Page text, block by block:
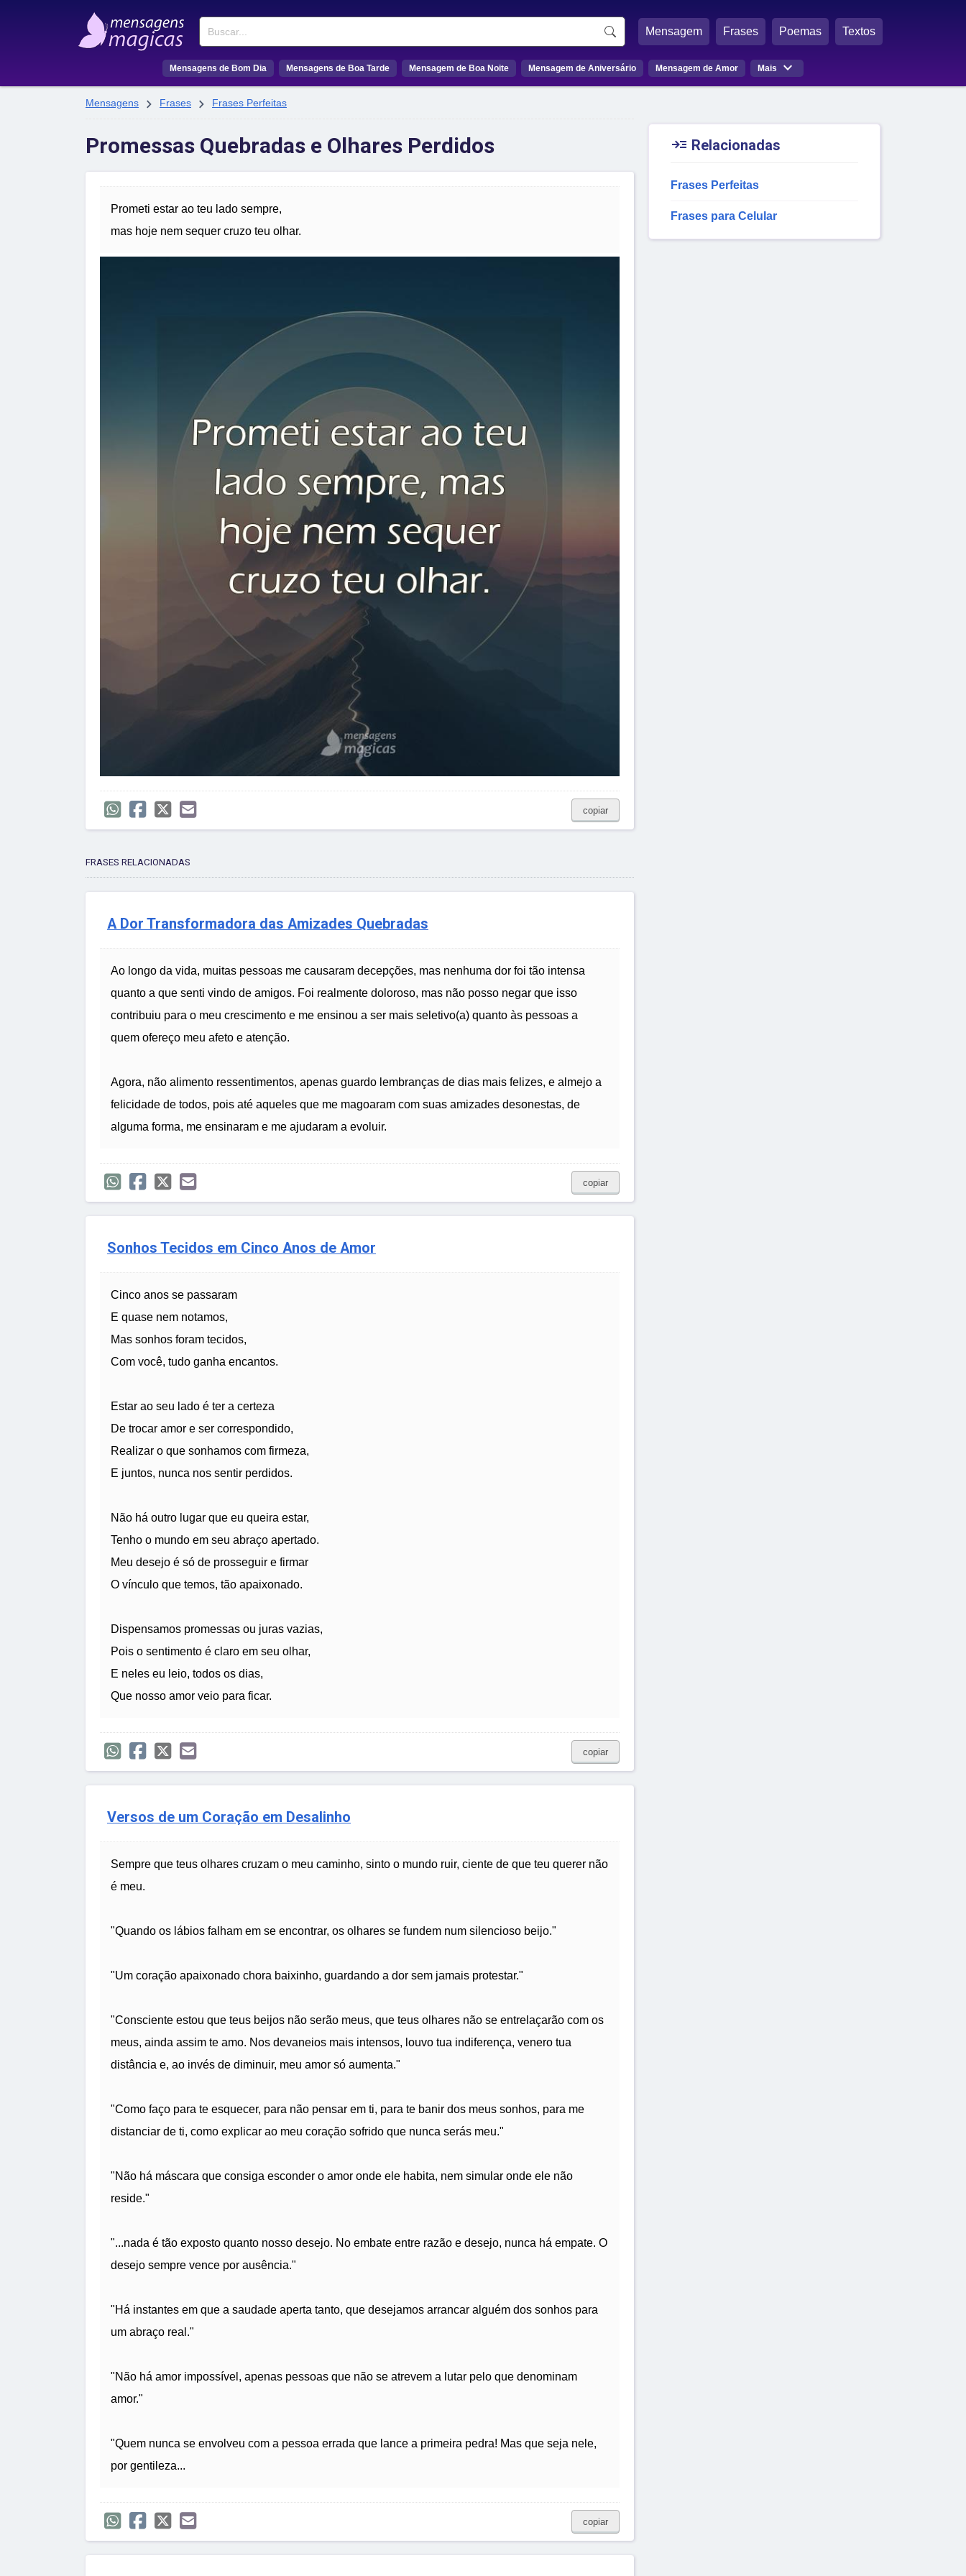
Buscar Mensagem Frases Poemas Textos
Mensagens de Bom Dia Mensagens de Boa Tarde Mensagem de Boa Noite Mensagem de Aniversário Mensagem de Amor Mais 
Mensagens  Frases  Frases Perfeitas
Promessas Quebradas e Olhares Perdidos
Prometi estar ao teu lado sempre,
mas hoje nem sequer cruzo teu olhar.
copiar
FRASES RELACIONADAS
A Dor Transformadora das Amizades Quebradas
Ao longo da vida, muitas pessoas me causaram decepções, mas nenhuma dor foi tão intensa
quanto a que senti vindo de amigos. Foi realmente doloroso, mas não posso negar que isso
contribuiu para o meu crescimento e me ensinou a ser mais seletivo(a) quanto às pessoas a
quem ofereço meu afeto e atenção.
Agora, não alimento ressentimentos, apenas guardo lembranças de dias mais felizes, e almejo a
felicidade de todos, pois até aqueles que me magoaram com suas amizades desonestas, de
alguma forma, me ensinaram e me ajudaram a evoluir.
copiar
Sonhos Tecidos em Cinco Anos de Amor
Cinco anos se passaram
E quase nem notamos,
Mas sonhos foram tecidos,
Com você, tudo ganha encantos.
Estar ao seu lado é ter a certeza
De trocar amor e ser correspondido,
Realizar o que sonhamos com firmeza,
E juntos, nunca nos sentir perdidos.
Não há outro lugar que eu queira estar,
Tenho o mundo em seu abraço apertado.
Meu desejo é só de prosseguir e firmar
O vínculo que temos, tão apaixonado.
Dispensamos promessas ou juras vazias,
Pois o sentimento é claro em seu olhar,
E neles eu leio, todos os dias,
Que nosso amor veio para ficar.
copiar
Versos de um Coração em Desalinho
Sempre que teus olhares cruzam o meu caminho, sinto o mundo ruir, ciente de que teu querer não
é meu.
"Quando os lábios falham em se encontrar, os olhares se fundem num silencioso beijo."
"Um coração apaixonado chora baixinho, guardando a dor sem jamais protestar."
"Consciente estou que teus beijos não serão meus, que teus olhares não se entrelaçarão com os
meus, ainda assim te amo. Nos devaneios mais intensos, louvo tua indiferença, venero tua
distância e, ao invés de diminuir, meu amor só aumenta."
"Como faço para te esquecer, para não pensar em ti, para te banir dos meus sonhos, para me
distanciar de ti, como explicar ao meu coração sofrido que nunca serás meu."
"Não há máscara que consiga esconder o amor onde ele habita, nem simular onde ele não
reside."
"...nada é tão exposto quanto nosso desejo. No embate entre razão e desejo, nunca há empate. O
desejo sempre vence por ausência."
"Há instantes em que a saudade aperta tanto, que desejamos arrancar alguém dos sonhos para
um abraço real."
"Não há amor impossível, apenas pessoas que não se atrevem a lutar pelo que denominam
amor."
"Quem nunca se envolveu com a pessoa errada que lance a primeira pedra! Mas que seja nele,
por gentileza...
copiar
 Relacionadas
Frases Perfeitas
Frases para Celular